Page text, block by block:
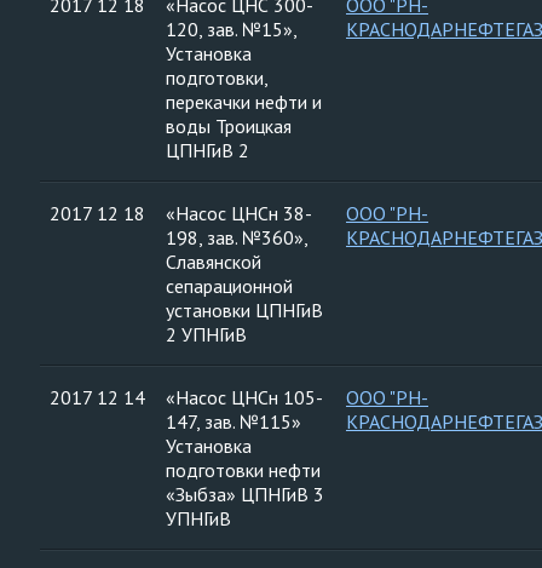
2017 12 18
«Насос ЦНС 300-
120, зав. №15»,
Установка
подготовки,
перекачки нефти и
воды Троицкая
ЦПНГиВ 2
ООО "РН-
2017 12 18
«Насос ЦНСн 38-
198, зав. №360»,
Славянской
сепарационной
установки ЦПНГиВ
2 УПНГиВ
ООО "РН-
2017 12 14
«Насос ЦНСн 105-
147, зав. №115»
Установка
подготовки нефти
«Зыбза» ЦПНГиВ 3
УПНГиВ
ООО "РН-